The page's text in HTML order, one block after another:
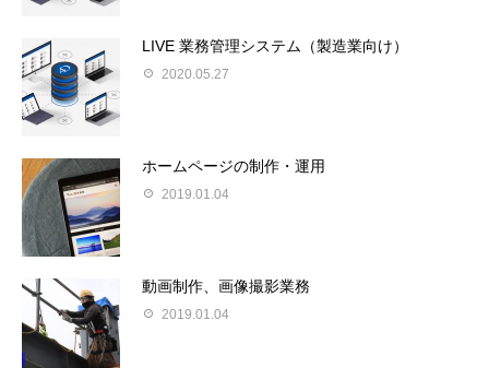
LIVE 業務管理システム（製造業向け）
2020.05.27
ホームページの制作・運用
2019.01.04
動画制作、画像撮影業務
2019.01.04